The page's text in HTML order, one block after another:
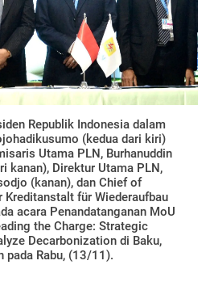
Republik Indonesia dalam
(kedua dari kiri)
Utama PLN, Burhanuddin
kanan), Direktur Utama PLN,
(kanan), dan Chief of
für Wiederaufbau
acara Penandatanganan MoU
the Charge: Strategic
Decarbonization di Baku,
pada Rabu, (13/11).